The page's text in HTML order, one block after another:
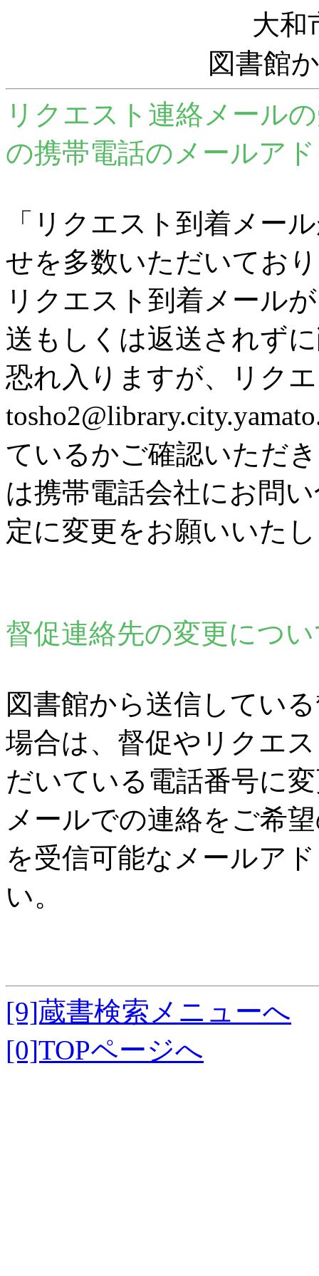
大和
図書館
リクエスト連絡メール
の携帯電話のメールア
「リクエスト到着メー
せを多数いただいてお
リクエスト到着メール
送もしくは返送されず
恐れ入りますが、リク
ているかご確認いただ
は携帯電話会社にお問
定に変更をお願いいた
督促連絡先の変更につ
図書館から送信してい
場合は、督促やリクエ
だいている電話番号に
メールでの連絡をご希
を受信可能なメールア
い。
[9]蔵書検索メニューへ
[0]TOPページへ